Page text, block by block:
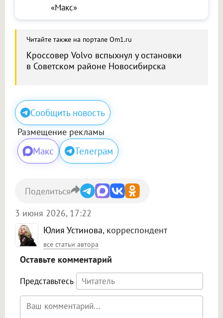
«Макс»
Читайте также на портале Om1.ru
Кроссовер Volvo вспыхнул у остановки
в Советском районе Новосибирска
Сообщить новость
Размещение рекламы
Макс Телеграм
Юлия Устинова, корреспондент
все статьи автора
3 июня 2026, 17:22
Поделиться
Оставьте комментарий
Представьтесь